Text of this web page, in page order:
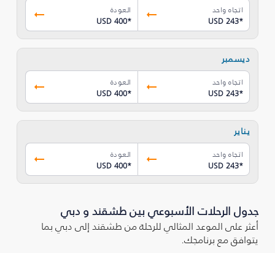
اتجاه واحد
USD 243*
العودة
USD 400*
ديسمبر
اتجاه واحد
USD 243*
العودة
USD 400*
يناير
اتجاه واحد
USD 243*
العودة
USD 400*
جدول الرحلات الأسبوعي بين طشقند و دبي
أعثر على الموعد المثالي للرحلة من طشقند إلى دبي بما
يتوافق مع برنامجك.